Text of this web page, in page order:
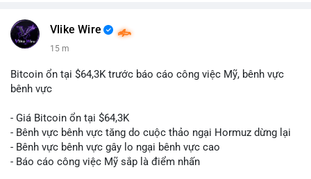
Vlike Wire
15 m
Bitcoin ổn tại $64,3K trước báo cáo công việc Mỹ, bênh vực
bênh vực
- Giá Bitcoin ổn tại $64,3K
- Bênh vực bênh vực tăng do cuộc thảo ngại Hormuz dừng lại
- Bênh vực bênh vực gây lo ngại bênh vực cao
- Báo cáo công việc Mỹ sắp là điểm nhấn